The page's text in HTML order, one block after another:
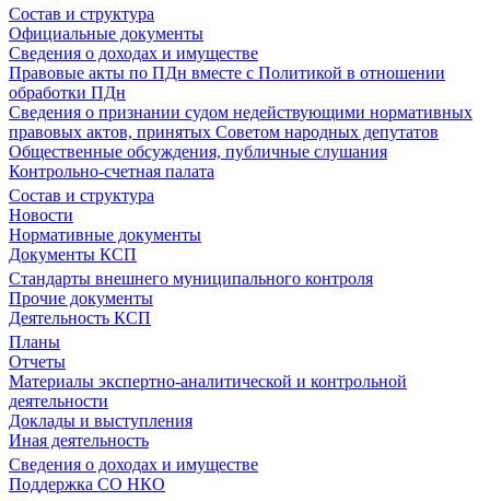
Состав и структура
Официальные документы
Сведения о доходах и имуществе
Правовые акты по ПДн вместе с Политикой в отношении
обработки ПДн
Сведения о признании судом недействующими нормативных
правовых актов, принятых Советом народных депутатов
Общественные обсуждения, публичные слушания
Контрольно-счетная палата
Состав и структура
Новости
Нормативные документы
Документы КСП
Стандарты внешнего муниципального контроля
Прочие документы
Деятельность КСП
Планы
Отчеты
Материалы экспертно-аналитической и контрольной
деятельности
Доклады и выступления
Иная деятельность
Сведения о доходах и имуществе
Поддержка СО НКО